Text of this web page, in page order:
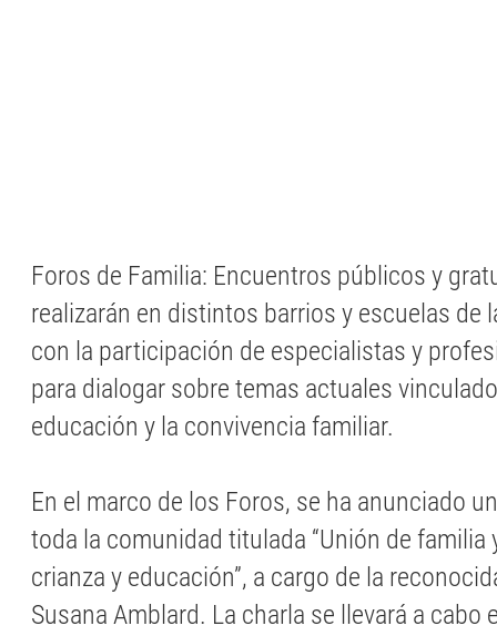
Foros de Familia: Encuentros públicos y
realizarán en distintos barrios y escuelas de
con la participación de especialistas y
para dialogar sobre temas actuales
educación y la convivencia familiar.
En el marco de los Foros, se ha anunciado
toda la comunidad titulada “Unión de familia
crianza y educación”, a cargo de la
Susana Amblard. La charla se llevará a cabo